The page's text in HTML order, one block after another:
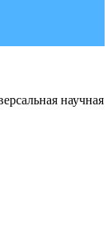
научная